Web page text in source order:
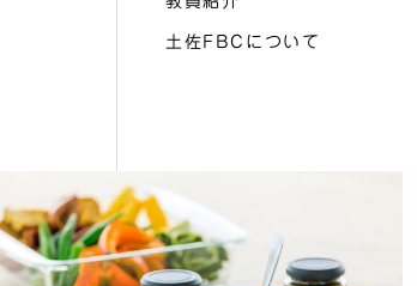
土佐FBCについて